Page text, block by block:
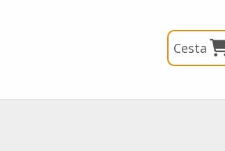
Cesta